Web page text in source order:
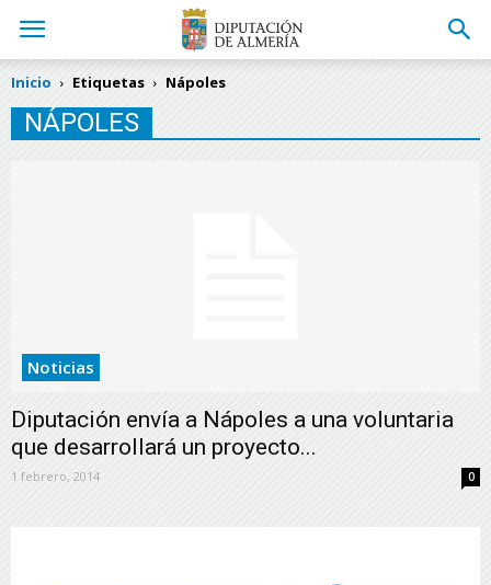
Inicio Etiquetas Nápoles
NÁPOLES
Noticias
Diputación envía a Nápoles a una voluntaria
que desarrollará un proyecto...
1 febrero, 2014 0